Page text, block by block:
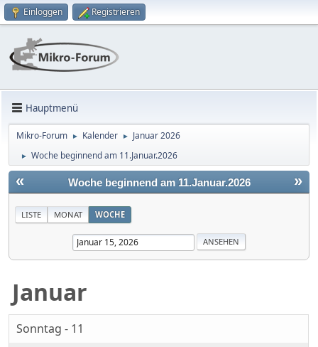
Einloggen Registrieren
Hauptmenü
Mikro-Forum ► Kalender ► Januar 2026
► Woche beginnend am 11.Januar.2026
« »
Woche beginnend am 11.Januar.2026
LISTE MONAT WOCHE
Januar
Sonntag - 11